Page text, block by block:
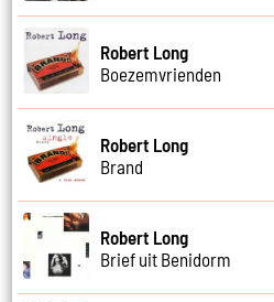
Robert Long
Boezemvrienden
Robert Long
Brand
Robert Long
Brief uit Benidorm